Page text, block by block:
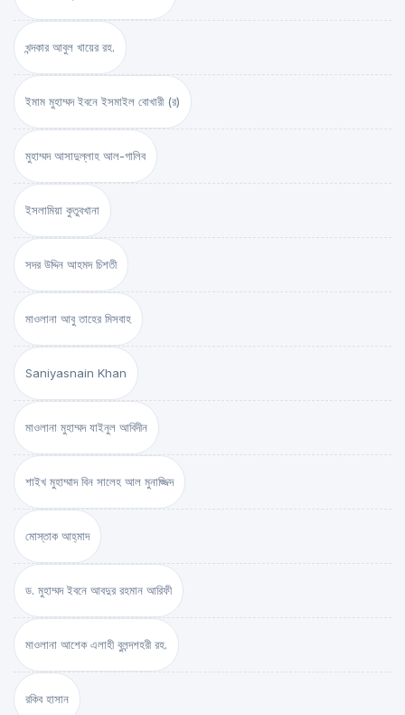
খন্দকার আবুল খায়ের রহ.
ইমাম মুহাম্মদ ইবনে ইসমাইল বোখারী (র)
মুহাম্মদ আসাদুল্লাহ আল-গালিব
ইসলামিয়া কুতুবখানা
সদর উদ্দিন আহমদ চিশতী
মাওলানা আবু তাহের মিসবাহ
Saniyasnain Khan
মাওলানা মুহাম্মদ যাইনুল আবিদীন
শাইখ মুহাম্মাদ বিন সালেহ আল মুনাজ্জিদ
মোস্তাক আহ্‌মাদ
ড. মুহাম্মদ ইবনে আবদুর রহমান আরিফী
মাওলানা আশেক এলাহী বুলন্দশহরী রহ.
রকিব হাসান